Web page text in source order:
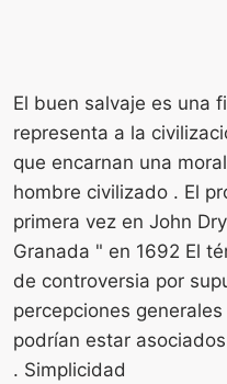
El buen salvaje es una
representa a la
que encarnan una
hombre civilizado . El
primera vez en John
Granada " en 1692 El
de controversia por
percepciones
podrían estar
. Simplicidad